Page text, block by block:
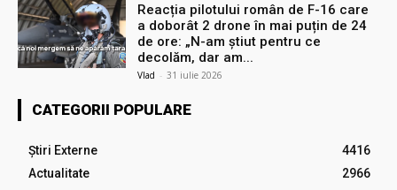
Reacția pilotului român de F-16 care
a doborât 2 drone în mai puțin de 24
de ore: „N-am știut pentru ce
decolăm, dar am...
Vlad - 31 iulie 2026
CATEGORII POPULARE
Știri Externe
4416
Actualitate
2966